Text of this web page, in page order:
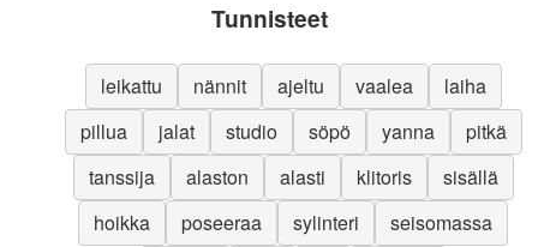
Tunnisteet
leikattu nännit ajeltu vaalea
laiha
pillua
jalat studio söpö yanna
pitkä
tanssija
alaston alasti klitoris
sisällä
hoikka
poseeraa sylinteri
seisomassa